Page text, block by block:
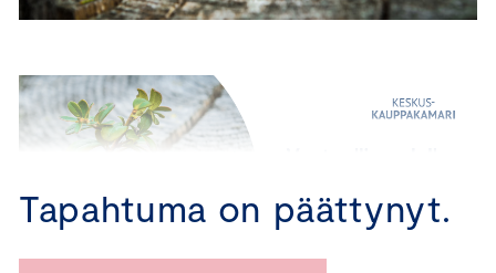
Tapahtuma on päättynyt.